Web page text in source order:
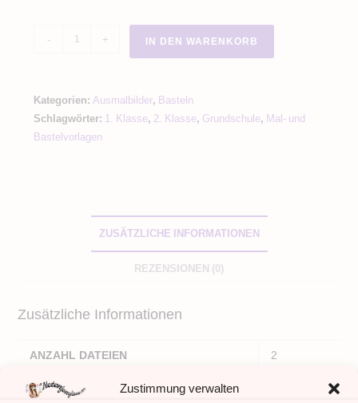
Zustimmung verwalten
Sommer
Heißluftballon
Prickeln
Menge
- + IN DEN WARENKORB
Kategorien:Ausmalbilder, Basteln
Schlagwörter: 1. Klasse, 2. Klasse, Grundschule, Mal- und
Bastelvorlagen
ZUSÄTZLICHE INFORMATIONEN
REZENSIONEN (0)
Zusätzliche Informationen
ANZAHL DATEIEN
2
ANZAHL SEITEN